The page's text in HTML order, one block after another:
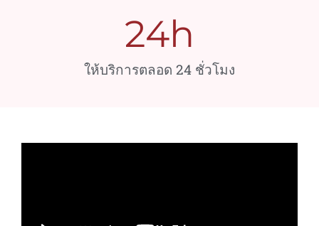
ให้บริการตลอด 24 ชั่วโมง
24h